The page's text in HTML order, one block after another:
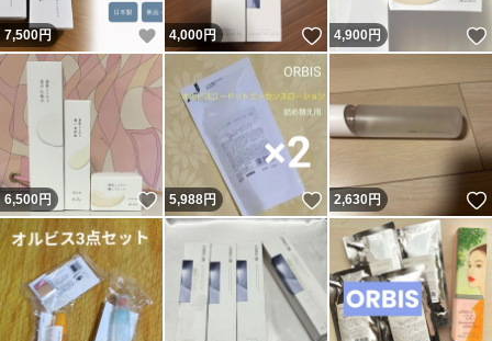
7,500円 いいね！
4,000円 いいね！
4,900 円
6,500円 いいね！
5,988円 いいね！
2,630円